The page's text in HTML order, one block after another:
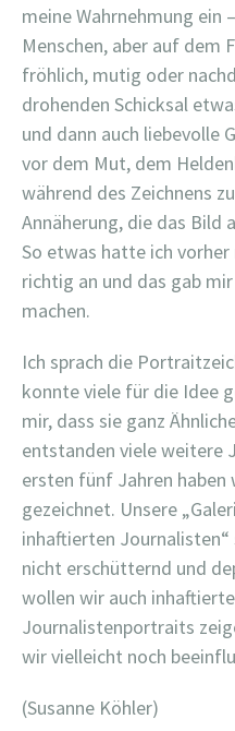
meine Wahrnehmung ein
Menschen, aber auf dem
fröhlich, mutig oder
drohenden Schicksal
und dann auch liebevolle
vor dem Mut, dem
während des Zeichnens
Annäherung, die das Bild
So etwas hatte ich
richtig an und das gab
machen.
Ich sprach die
konnte viele für die Idee
mir, dass sie ganz
entstanden viele weitere
ersten fünf Jahren
gezeichnet. Unsere
inhaftierten
nicht erschütternd und
wollen wir auch
Journalistenportraits
wir vielleicht noch
(Susanne Köhler)